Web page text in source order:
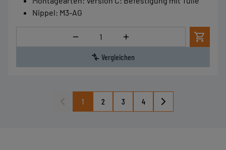
Nippel: M3-AG
Menge
Vergleichen
1 2 3 4